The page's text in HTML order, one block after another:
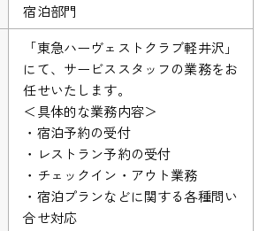
宿泊部門
「東急ハーヴェストクラブ軽井沢」
にて、サービススタッフの業務をお
任せいたします。
＜具体的な業務内容＞
・宿泊予約の受付
・レストラン予約の受付
・チェックイン・アウト業務
・宿泊プランなどに関する各種問い
合せ対応